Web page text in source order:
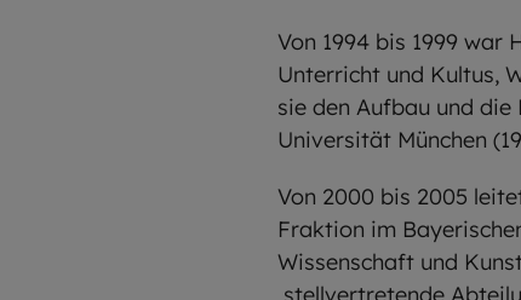
Von 1994 bis 1999
Unterricht und Kultus,
sie den Aufbau und
Universität München
Von 2000 bis 2005
Fraktion im
Wissenschaft und